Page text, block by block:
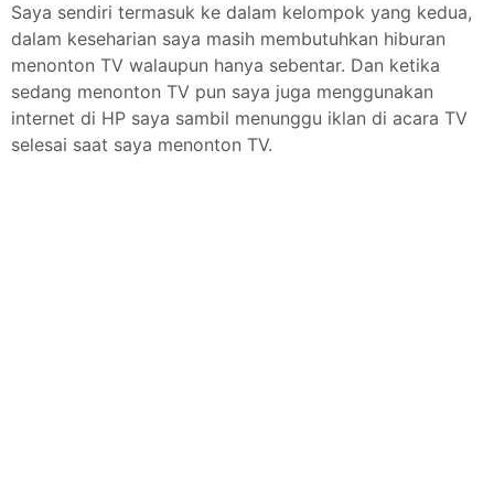
Saya sendiri termasuk ke dalam kelompok yang kedua,
dalam keseharian saya masih membutuhkan hiburan
menonton TV walaupun hanya sebentar. Dan ketika
sedang menonton TV pun saya juga menggunakan
internet di HP saya sambil menunggu iklan di acara TV
selesai saat saya menonton TV.